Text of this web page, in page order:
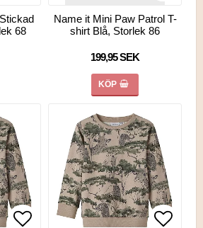
Lägg till i favoritlistan
Lägg till i favoritlistan
68
Lägg
Lägg
Name it Mini Paw Patrol T-
shirt Blå, Storlek 86
199,95 SEK
KÖP